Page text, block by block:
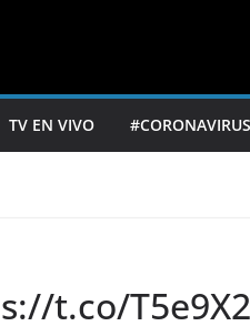
TV EN VIVO
t.co/